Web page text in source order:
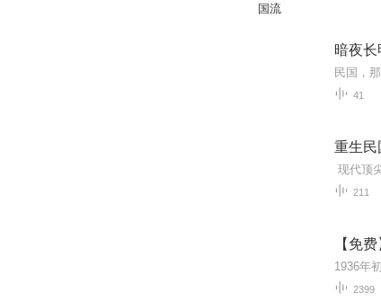
国流
暗夜
41
重生民
211
【免
2399